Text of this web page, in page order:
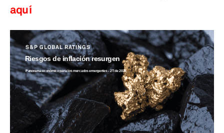
aquí
S&P GLOBAL RATINGS
Riesgos de inflación resurgen
Panorama económico para los mercados emergentes - 2T de 2026